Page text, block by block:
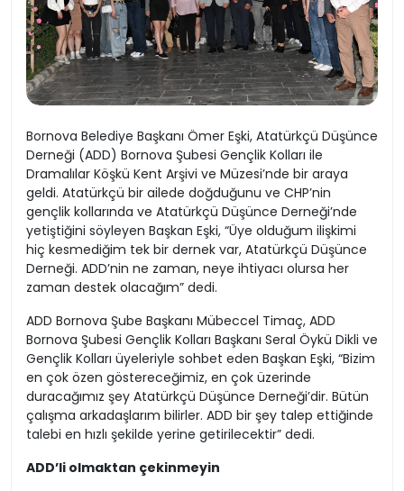
Bornova Belediye Başkanı Ömer Eşki, Atatürkçü Düşünce
Derneği (ADD) Bornova Şubesi Gençlik Kolları ile
Dramalılar Köşkü Kent Arşivi ve Müzesi’nde bir araya
geldi. Atatürkçü bir ailede doğduğunu ve CHP’nin
gençlik kollarında ve Atatürkçü Düşünce Derneği’nde
yetiştiğini söyleyen Başkan Eşki, “Üye olduğum ilişkimi
hiç kesmediğim tek bir dernek var, Atatürkçü Düşünce
Derneği. ADD’nin ne zaman, neye ihtiyacı olursa her
zaman destek olacağım” dedi.
ADD Bornova Şube Başkanı Mübeccel Timaç, ADD
Bornova Şubesi Gençlik Kolları Başkanı Seral Öykü Dikli ve
Gençlik Kolları üyeleriyle sohbet eden Başkan Eşki, “Bizim
en çok özen göstereceğimiz, en çok üzerinde
duracağımız şey Atatürkçü Düşünce Derneği’dir. Bütün
çalışma arkadaşlarım bilirler. ADD bir şey talep ettiğinde
talebi en hızlı şekilde yerine getirilecektir” dedi.
ADD’li olmaktan çekinmeyin